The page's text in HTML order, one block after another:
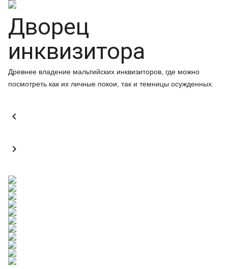
Дворец
инквизитора
Древнее владение мальтийских инквизиторов, где можно
посмотреть как их личные покои, так и темницы осужденных.

